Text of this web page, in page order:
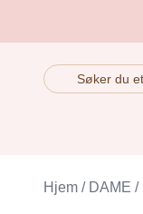
Hjem / DAME /